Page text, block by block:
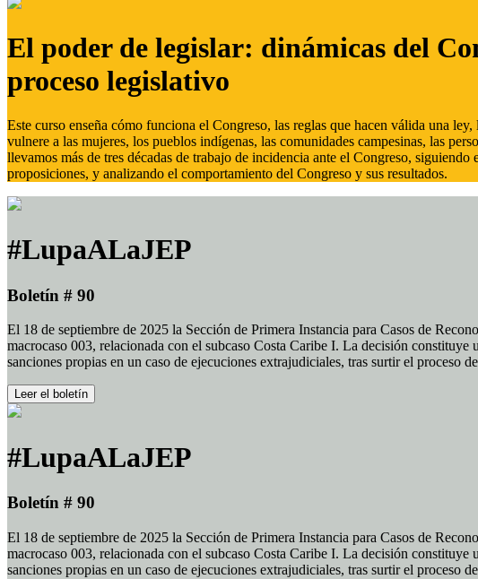
El poder de legislar: dinámicas del
proceso legislativo
Este curso enseña cómo funciona el Congreso, las reglas que hacen válida una
vulnere a las mujeres, los pueblos indígenas, las comunidades campesinas, las
llevamos más de tres décadas de trabajo de incidencia ante el Congreso,
proposiciones, y analizando el comportamiento del Congreso y sus resultados.
#LupaALaJEP
Boletín # 90
El 18 de septiembre de 2025 la Sección de Primera Instancia para Casos de
macrocaso 003, relacionada con el subcaso Costa Caribe I. La decisión
sanciones propias en un caso de ejecuciones extrajudiciales, tras surtir el proceso
Leer el boletín
#LupaALaJEP
Boletín # 90
El 18 de septiembre de 2025 la Sección de Primera Instancia para Casos de
macrocaso 003, relacionada con el subcaso Costa Caribe I. La decisión
sanciones propias en un caso de ejecuciones extrajudiciales, tras surtir el proceso